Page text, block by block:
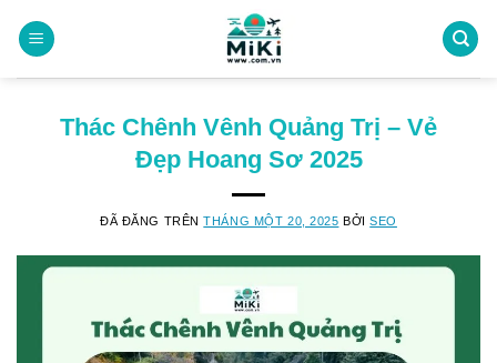
đến
Thác Chênh Vênh Quảng Trị – Vẻ
Đẹp Hoang Sơ 2025
ĐÃ ĐĂNG TRÊNTHÁNG MỘT 20, 2025 BỞISEO